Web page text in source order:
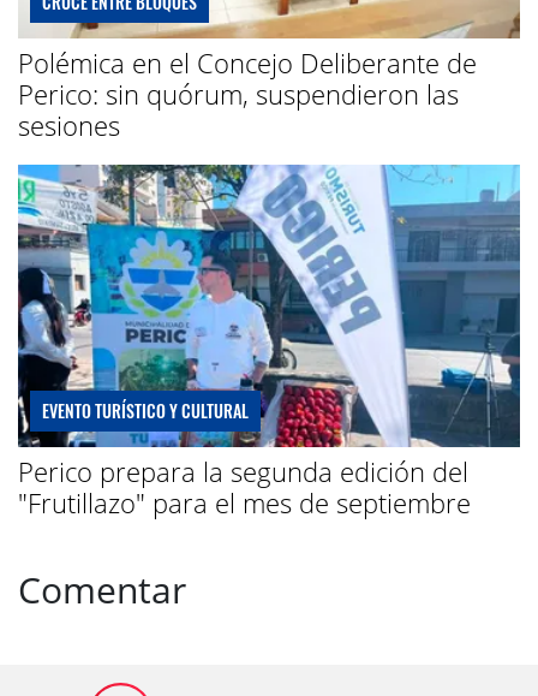
Polémica en el Concejo Deliberante de
Perico: sin quórum, suspendieron las
sesiones
EVENTO TURÍSTICO Y CULTURAL
Perico prepara la segunda edición del
"Frutillazo" para el mes de septiembre
Comentar